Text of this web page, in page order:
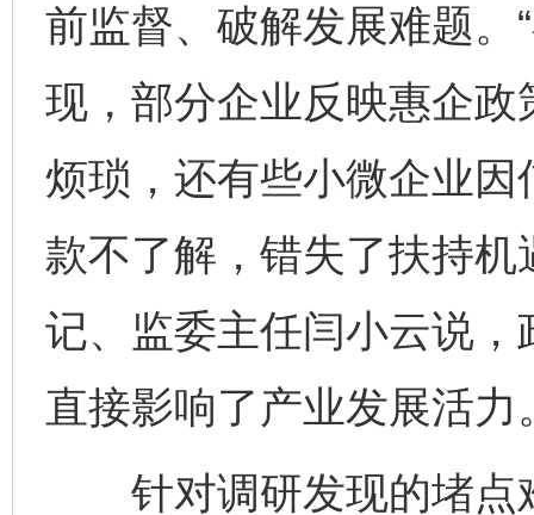
前监督、破解发展难题。
现，部分企业反映惠企
烦琐，还有些小微企业
款不了解，错失了扶持机
记、监委主任闫小云说，
直接影响了产业发展活力
针对调研发现的堵点